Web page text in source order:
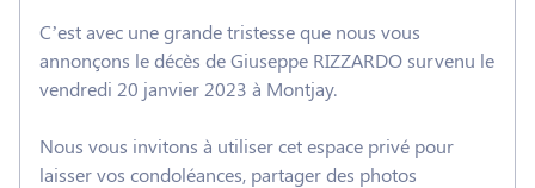
C’est avec une grande tristesse que nous vous
annonçons le décès de Giuseppe RIZZARDO survenu le
vendredi 20 janvier 2023 à Montjay.
Nous vous invitons à utiliser cet espace privé pour
laisser vos condoléances, partager des photos